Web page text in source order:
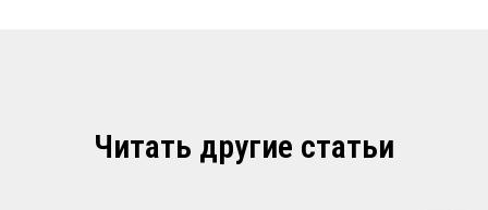
Читать другие статьи